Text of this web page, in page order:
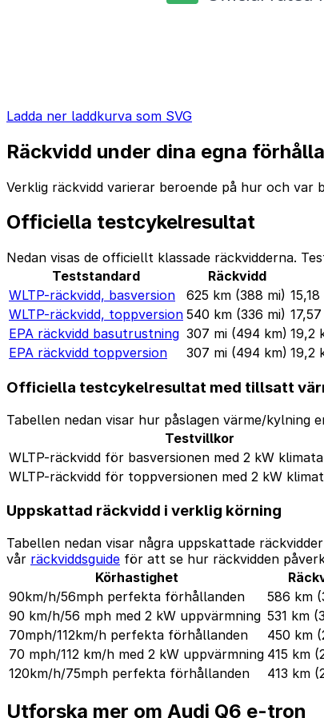
Ladda ner laddkurva som SVG
Räckvidd under dina egna
Verklig räckvidd varierar beroende på hur och var
Officiella testcykelresultat
Nedan visas de officiellt klassade räckvidderna.
Teststandard
Räckvidd
WLTP-räckvidd, basversion
625 km (388 mi)
WLTP-räckvidd, toppversion 540 km (336 mi)
EPA räckvidd basutrustning 307 mi (494 km) 19,2
EPA räckvidd toppversion
307 mi (494 km) 19,2
Officiella testcykelresultat med tillsatt
Tabellen nedan visar hur påslagen värme/kylning
Testvillkor
WLTP-räckvidd för basversionen med 2 kW
WLTP-räckvidd för toppversionen med 2 kW
Uppskattad räckvidd i verklig körning
Tabellen nedan visar några uppskattade
vår räckviddsguide för att se hur räckvidden
Körhastighet
90km/h/56mph perfekta förhållanden
586 km
90 km/h/56 mph med 2 kW uppvärmning 531 km
70mph/112km/h perfekta förhållanden
450 km
70 mph/112 km/h med 2 kW uppvärmning 415 km
120km/h/75mph perfekta förhållanden
413 km
Utforska mer om Audi Q6 e-tron